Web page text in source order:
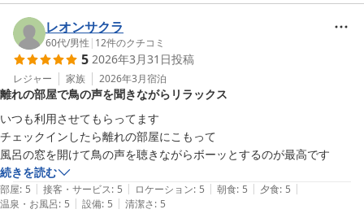
いただいたご要望は、今後のサービス向上に向けた大切な検討課題
とさせていただきます。
これからも、皆様にご満足いただけるおもてなしを目指して努めて
まいります。また機会がございましたら、ぜひ三瓶の湯を楽しみに
いらしてください。スタッフ一同、心よりお待ちしております。
三瓶温泉 国民宿舎さんべ荘
2026-04-23
レオンサクラ
60代/男性 | 12件のクチコミ
5 2026年3月31日投稿
レジャー 家族 2026年3月宿泊
離れの部屋で鳥の声を聞きながらリラックス
いつも利用させてもらってます
チェックインしたら離れの部屋にこもって
風呂の窓を開けて鳥の声を聴きながらボーッとするのが最高です
続きを読む
部屋: 5 | 接客・サービス: 5 | ロケーション: 5 | 朝食: 5 | 夕食: 5 |
温泉・お風呂: 5 | 設備: 5 | 清潔さ: 5